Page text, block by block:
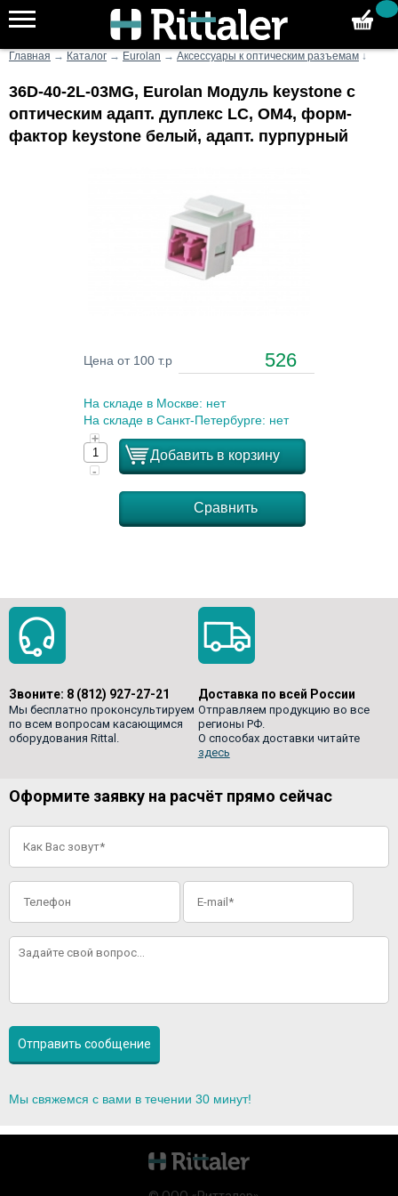
Главная → Каталог → Eurolan → Аксессуары к оптическим разъемам ↓
36D-40-2L-03MG, Eurolan Модуль keystone с
оптическим адапт. дуплекс LC, OM4, форм-
фактор keystone белый, адапт. пурпурный
Цена от 100 т.р 526
На складе в Москве: нет
На складе в Санкт-Петербурге: нет
+
-
Добавить в корзину
Сравнить
Звоните: 8 (812) 927-27-21
Мы бесплатно проконсультируем
по всем вопросам касающимся
оборудования Rittal.
Доставка по всей России
Отправляем продукцию во все
регионы РФ.
О способах доставки читайте
здесь
Оформите заявку на расчёт прямо сейчас
Мы свяжемся с вами в течении 30 минут!